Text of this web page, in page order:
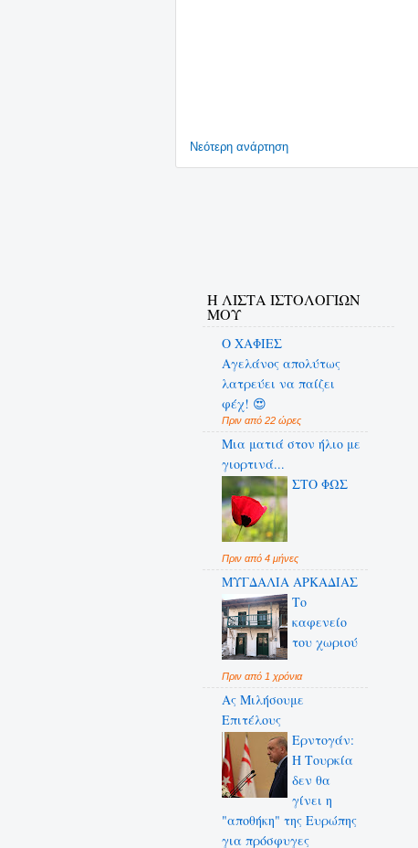
Νεότερη ανάρτηση
Η ΛΙΣΤΑ ΙΣΤΟΛΟΓΙΩΝ
ΜΟΥ
Ο ΧΑΦΙΕΣ
Αγελάνος απολύτως
λατρεύει να παίζει
φέχ! 😍
Πριν από 22 ώρες
Μια ματιά στον ήλιο με
γιορτινά...
ΣΤΟ ΦΩΣ
Πριν από 4 μήνες
ΜΥΓΔΑΛΙΑ ΑΡΚΑΔΙΑΣ
Το
καφενείο
του χωριού
Πριν από 1 χρόνια
Ας Μιλήσουμε
Επιτέλους
Ερντογάν:
Η Τουρκία
δεν θα
γίνει η
"αποθήκη" της Ευρώπης
για πρόσφυγες